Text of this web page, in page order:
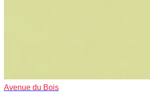
Avenue du Bois